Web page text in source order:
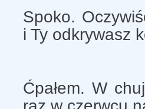
Spoko.
i Ty odkrywasz
Ćpałem. W